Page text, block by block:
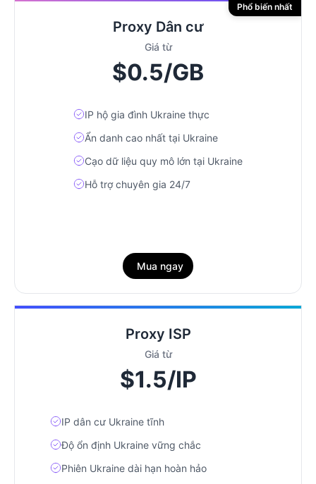
Proxy Dân cư
Giá từ
$0.5/GB
IP hộ gia đình Ukraine thực
Ẩn danh cao nhất tại Ukraine
Cạo dữ liệu quy mô lớn tại Ukraine
Hỗ trợ chuyên gia 24/7
Phổ biến nhất
Mua ngay
Proxy ISP
Giá từ
$1.5/IP
IP dân cư Ukraine tĩnh
Độ ổn định Ukraine vững chắc
Phiên Ukraine dài hạn hoàn hảo